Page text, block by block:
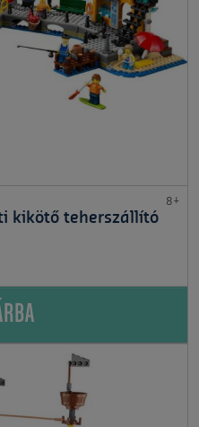
8+
kikötő teherszállító